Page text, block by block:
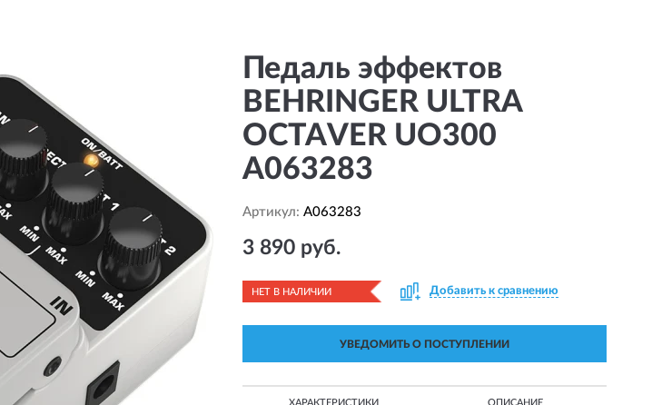
Педаль эффектов
BEHRINGER ULTRA
OCTAVER UO300
A063283
Артикул: A063283
3 890 руб.
НЕТ В НАЛИЧИИ Добавить к сравнению
УВЕДОМИТЬ О ПОСТУПЛЕНИИ
ХАРАКТЕРИСТИКИ ОПИСАНИЕ